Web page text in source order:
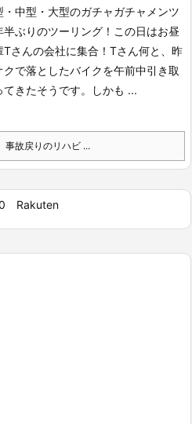
・中型・大型のガチャガチャメンツ
半ぶりのツーリング！ この日はお昼
Tさんの会社に集合！Tさん何と、昨
クで落としたバイクを午前中引き取
てきたそうです。しかも ...
事故戻りのリハビ ...
Rakuten